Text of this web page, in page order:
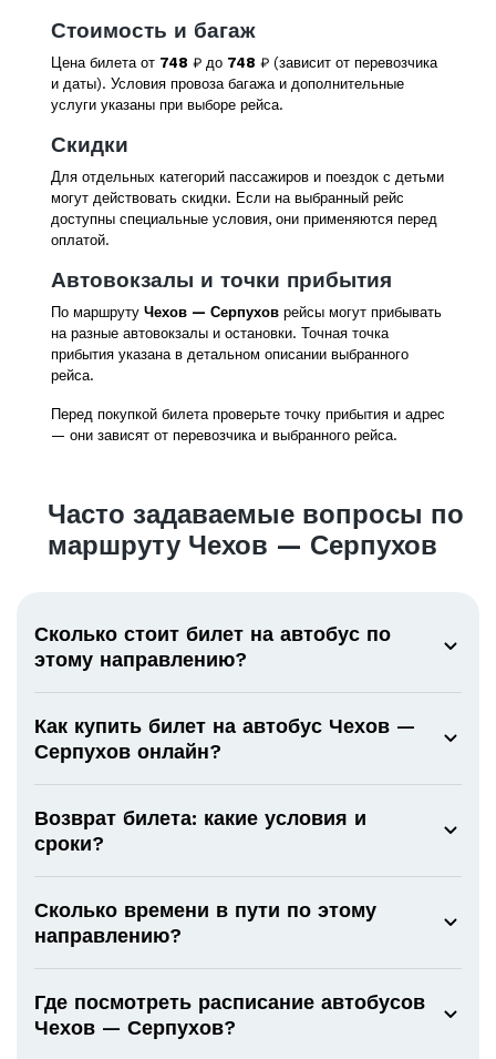
Стоимость и багаж
Цена билета от 748 ₽ до 748 ₽ (зависит от перевозчика
и даты). Условия провоза багажа и дополнительные
услуги указаны при выборе рейса.
Скидки
Для отдельных категорий пассажиров и поездок с детьми
могут действовать скидки. Если на выбранный рейс
доступны специальные условия, они применяются перед
оплатой.
Автовокзалы и точки прибытия
По маршруту Чехов — Серпухов рейсы могут прибывать
на разные автовокзалы и остановки. Точная точка
прибытия указана в детальном описании выбранного
рейса.
Перед покупкой билета проверьте точку прибытия и адрес
— они зависят от перевозчика и выбранного рейса.
Часто задаваемые вопросы по
маршруту Чехов — Серпухов
Сколько стоит билет на автобус по
этому направлению?
Как купить билет на автобус Чехов —
Серпухов онлайн?
Возврат билета: какие условия и
сроки?
Сколько времени в пути по этому
направлению?
Где посмотреть расписание автобусов
Чехов — Серпухов?